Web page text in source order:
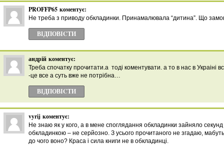
PROFFP65 коментує:
Не треба з приводу обкладинки. Принамалювала “дитина”. Що
ВІДПОВІCТИ
андрій коментує:
Треба спочатку прочитати.а тоді коментувати. а то в нас в Украіні
-це все а суть вже не потрібна…
ВІДПОВІCТИ
vyrij коментує:
Не знаю як у кого, а в мене споглядання обкладинки зайняло
обкладинкою – не серйозно. З усього прочитаного не згадаю,
до чого воно? Краса і сила книги не в обкладинці.